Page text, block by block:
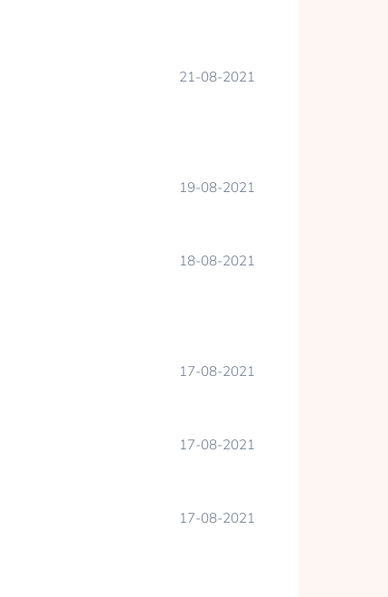
21-08-2021
19-08-2021
18-08-2021
17-08-2021
17-08-2021
17-08-2021